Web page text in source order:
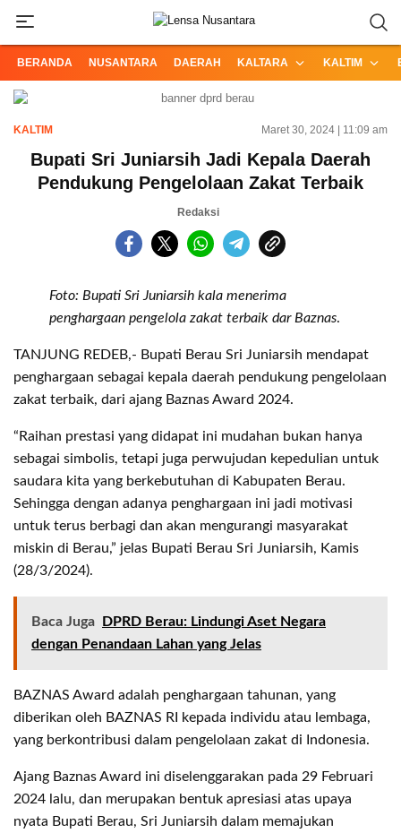
BERANDA NUSANTARA DAERAH KALTARA KALTIM
KALTIM Maret 30, 2024 | 11:09 am
Bupati Sri Juniarsih Jadi Kepala Daerah
Pendukung Pengelolaan Zakat Terbaik
Redaksi
Foto: Bupati Sri Juniarsih kala menerima
penghargaan pengelola zakat terbaik dar Baznas.
TANJUNG REDEB,- Bupati Berau Sri Juniarsih mendapat
penghargaan sebagai kepala daerah pendukung pengelolaan
zakat terbaik, dari ajang Baznas Award 2024.
“Raihan prestasi yang didapat ini mudahan bukan hanya
sebagai simbolis, tetapi juga perwujudan kepedulian untuk
saudara kita yang berkebutuhan di Kabupaten Berau.
Sehingga dengan adanya penghargaan ini jadi motivasi
untuk terus berbagi dan akan mengurangi masyarakat
miskin di Berau,” jelas Bupati Berau Sri Juniarsih, Kamis
(28/3/2024).
Baca Juga
DPRD Berau: Lindungi Aset Negara
dengan Penandaan Lahan yang Jelas
BAZNAS Award adalah penghargaan tahunan, yang
diberikan oleh BAZNAS RI kepada individu atau lembaga,
yang berkontribusi dalam pengelolaan zakat di Indonesia.
Ajang Baznas Award ini diselenggarakan pada 29 Februari
2024 lalu, dan merupakan bentuk apresiasi atas upaya
nyata Bupati Berau, Sri Juniarsih dalam memajukan